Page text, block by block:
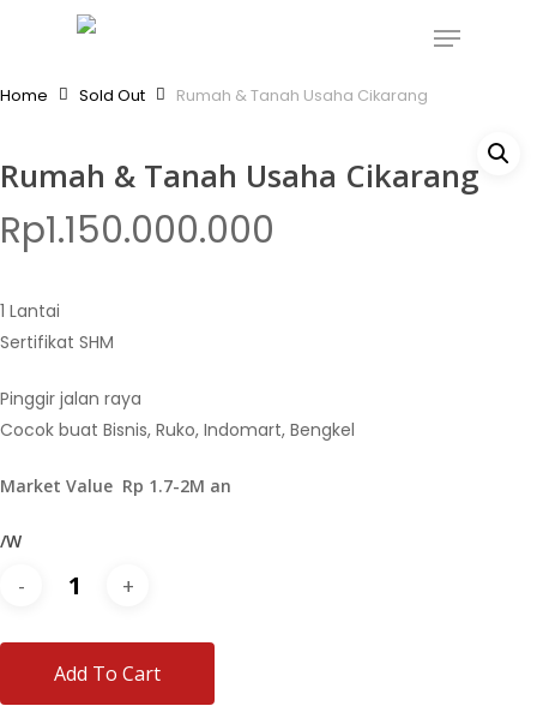
content
Menu
Home Sold Out Rumah & Tanah Usaha Cikarang
Rumah & Tanah Usaha Cikarang
Rp1.150.000.000
1 Lantai
Sertifikat SHM
Pinggir jalan raya
Cocok buat Bisnis, Ruko, Indomart, Bengkel
Market Value Rp 1.7-2M an
/W
Add To Cart